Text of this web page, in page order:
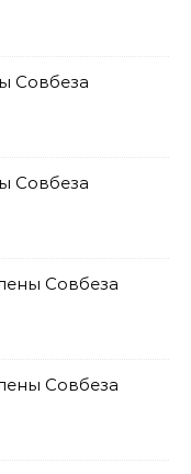
Совбеза
Совбеза
Совбеза
Совбеза